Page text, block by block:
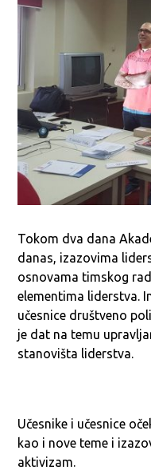
Tokom dva dana
danas, izazovima
osnovama timskog
elementima liderstva.
učesnice društveno
je dat na temu
stanovišta liderstva.
Učesnike i učesnice
kao i nove teme i
aktivizam.